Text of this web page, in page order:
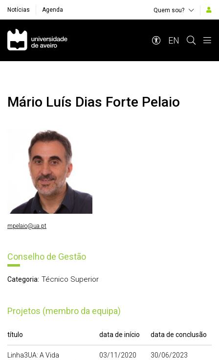
Notícias Agenda Quem sou?
Navegação Principal
EN
Mário Luís Dias Forte Pelaio
Conselho de Gestão
Categoria: Técnico Superior
Projetos (membro da equipa)
título data de início data de conclusão
Linha3UA: A Vida
03/11/2020 30/06/2023
mpelaio@ua.pt